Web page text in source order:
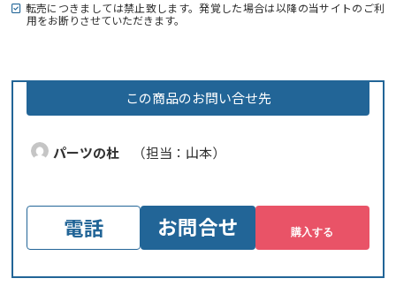
転売につきましては禁止致します。発覚した場合は以降の当サイトのご利
用をお断りさせていただきます。
この商品のお問い合せ先
パーツの杜 （担当：山本）
電話 お問合せ